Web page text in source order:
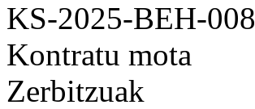
KS-2025-BEH-008
Kontratu mota
Zerbitzuak